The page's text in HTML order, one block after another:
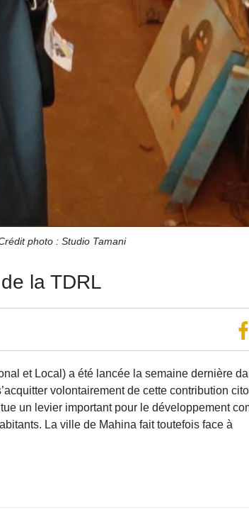
photo : Studio Tamani
la TDRL
et Local) a été lancée la semaine dernière
volontairement de cette contribution
un levier important pour le développement
La ville de Mahina fait toutefois face à